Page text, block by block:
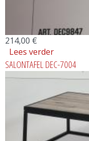
214,00 €
Lees verder
SALONTAFEL DEC-7004